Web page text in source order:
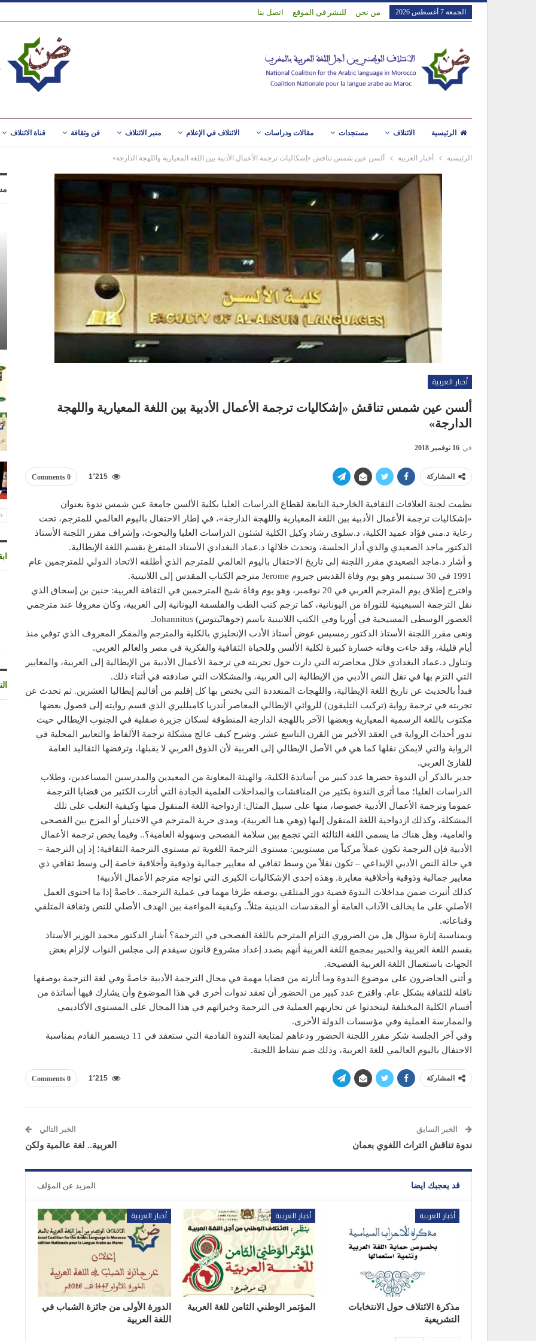
الجمعة 7 أغسطس 2026 من نحن للنشر في الموقع اتصل بنا
الرئيسية الائتلاف مستجدات مقالات ودراسات الائتلاف في الإعلام منبر الائتلاف فن وثقافة قناة الائتلاف
الرئيسية أخبار العربية ألسن عين شمس تناقش «إشكاليات ترجمة الأعمال الأدبية بين اللغة المعيارية واللهجة الدارجة»
أخبار العربية
ألسن عين شمس تناقش «إشكاليات ترجمة الأعمال الأدبية بين اللغة المعيارية واللهجة
الدارجة»
في 16 نوفمبر 2018
المشاركة 0 Comments 1٬215
نظمت لجنة العلاقات الثقافية الخارجية التابعة لقطاع الدراسات العليا بكلية الألسن جامعة عين شمس ندوة بعنوان
«إشكاليات ترجمة الأعمال الأدبية بين اللغة المعيارية واللهجة الدارجة»، في إطار الاحتفال باليوم العالمي للمترجم، تحت
رعاية د.مني فؤاد عميد الكلية، د.سلوى رشاد وكيل الكلية لشئون الدراسات العليا والبحوث، وإشراف مقرر اللجنة الأستاذ
الدكتور ماجد الصعيدي والذي أدار الجلسة، وتحدث خلالها د.عماد البغدادي الأستاذ المتفرغ بقسم اللغة الإيطالية.
و أشار د.ماجد الصعيدي مقرر اللجنة إلى تاريخ الاحتفال باليوم العالمي للمترجم الذي أطلقه الاتحاد الدولي للمترجمين عام
1991 في 30 سبتمبر وهو يوم وفاة القديس جيروم Jerome مترجم الكتاب المقدس إلى اللاتينية.
واقترح إطلاق يوم المترجم العربي في 20 نوفمبر، وهو يوم وفاة شيخ المترجمين في الثقافة العربية: حنين بن إسحاق الذي
نقل الترجمة السبعينية للتوراة من اليونانية، كما ترجم كتب الطب والفلسفة اليونانية إلى العربية، وكان معروفا عند مترجمي
العصور الوسطى المسيحية في أوربا وفي الكتب اللاتينية باسم (جوهانّيتوس) Johannitus.
ونعى مقرر اللجنة الأستاذ الدكتور رمسيس عوض أستاذ الأدب الإنجليزي بالكلية والمترجم والمفكر المعروف الذي توفي منذ
أيام قليلة، وقد جاءت وفاته خسارة كبيرة لكلية الألسن وللحياة الثقافية والفكرية في مصر والعالم العربي.
وتناول د.عماد البغدادي خلال محاضرته التي دارت حول تجربته في ترجمة الأعمال الأدبية من الإيطالية إلى العربية، والمعايير
التي التزم بها في نقل النص الأدبي من الإيطالية إلى العربية، والمشكلات التي صادفته في أثناء ذلك.
فبدأ بالحديث عن تاريخ اللغة الإيطالية، واللهجات المتعددة التي يختص بها كل إقليم من أقاليم إيطاليا العشرين. ثم تحدث عن
تجربته في ترجمة رواية (تركيب التليفون) للروائي الإيطالي المعاصر أندريا كاميلليري الذي قسم روايته إلى فصول بعضها
مكتوب باللغة الرسمية المعيارية وبعضها الآخر باللهجة الدارجة المنطوقة لسكان جزيرة صقلية في الجنوب الإيطالي حيث
تدور أحداث الرواية في العقد الأخير من القرن التاسع عشر. وشرح كيف عالج مشكلة ترجمة الألفاظ والتعابير المحلية في
الرواية والتي لايمكن نقلها كما هي في الأصل الإيطالي إلى العربية لأن الذوق العربي لا يقبلها، وترفضها التقاليد العامة
للقارئ العربي.
جدير بالذكر أن الندوة حضرها عدد كبير من أساتذة الكلية، والهيئة المعاونة من المعيدين والمدرسين المساعدين، وطلاب
الدراسات العليا؛ مما أثرى الندوة بكثير من المناقشات والمداخلات العلمية الجادة التي أثارت الكثير من قضايا الترجمة
عموما وترجمة الأعمال الأدبية خصوصا، منها على سبيل المثال: ازدواجية اللغة المنقول منها وكيفية التغلب على تلك
المشكلة، وكذلك ازدواجية اللغة المنقول إليها (وهي هنا العربية)، ومدى حرية المترجم في الاختيار أو المزج بين الفصحى
والعامية، وهل هناك ما يسمى اللغة الثالثة التي تجمع بين سلامة الفصحى وسهولة العامية؟.. وفيما يخص ترجمة الأعمال
الأدبية فإن الترجمة تكون عملاً مركباً من مستويين: مستوى الترجمة اللغوية ثم مستوى الترجمة الثقافية؛ إذ إن الترجمة –
في حالة النص الأدبي الإبداعي – تكون نقلاً من وسط ثقافي له معايير جمالية وذوقية وأخلاقية خاصة إلى وسط ثقافي ذي
معايير جمالية وذوقية وأخلاقية مغايرة. وهذه إحدى الإشكاليات الكبرى التي تواجه مترجم الأعمال الأدبية!
كذلك أثيرت ضمن مداخلات الندوة قضية دور المتلقي بوصفه طرفا مهما في عملية الترجمة.. خاصةً إذا ما احتوى العمل
الأصلي على ما يخالف الآداب العامة أو المقدسات الدينية مثلاً.. وكيفية المواءمة بين الهدف الأصلي للنص وثقافة المتلقي
وقناعاته.
وبمناسبة إثارة سؤال هل من الضروري التزام المترجم باللغة الفصحى في الترجمة؟ أشار الدكتور محمد الوزير الأستاذ
بقسم اللغة العربية والخبير بمجمع اللغة العربية أنهم بصدد إعداد مشروع قانون سيقدم إلى مجلس النواب لإلزام بعض
الجهات باستعمال اللغة العربية الفصيحة.
و أثنى الحاضرون على موضوع الندوة وما أثارته من قضايا مهمة في مجال الترجمة الأدبية خاصةً وفي لغة الترجمة بوصفها
ناقلة للثقافة بشكل عام. واقترح عدد كبير من الحضور أن تعقد ندوات أخرى في هذا الموضوع وأن يشارك فيها أساتذة من
أقسام الكلية المختلفة ليتحدثوا عن تجاربهم العملية في الترجمة وخبراتهم في هذا المجال على المستوى الأكاديمي
والممارسة العملية وفي مؤسسات الدولة الأخرى.
وفي آخر الجلسة شكر مقرر اللجنة الحضور ودعاهم لمتابعة الندوة القادمة التي ستعقد في 11 ديسمبر القادم بمناسبة
الاحتفال باليوم العالمي للغة العربية، وذلك ضم نشاط اللجنة.
المشاركة 0 Comments 1٬215
الخبر السابق
ندوة تناقش التراث اللغوي بعمان
الخبر التالي
العربية.. لغة عالمية ولكن
قد يعجبك ايضا المزيد عن المؤلف
أخبار العربية
مذكرة الائتلاف حول الانتخابات
التشريعية
أخبار العربية
المؤتمر الوطني الثامن للغة العربية
أخبار العربية
الدورة الأولى من جائزة الشباب في
اللغة العربية